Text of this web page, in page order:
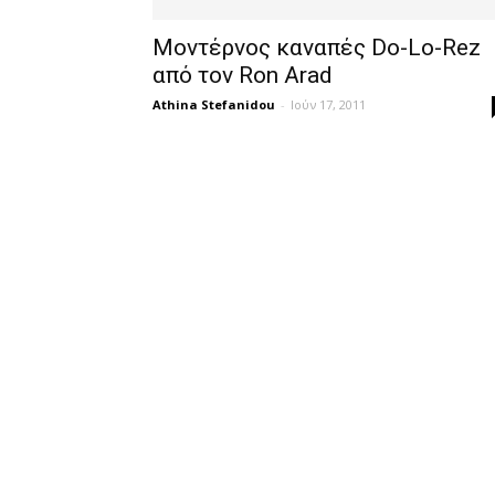
Μοντέρνος καναπές Do-Lo-Rez
από τον Ron Arad
Athina Stefanidou - Ιούν 17, 2011